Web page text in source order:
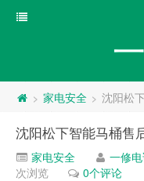
> 家电安全 > 沈阳‌松
沈阳‌松下智能马桶售
家电安全 一修
次浏览
0个评论